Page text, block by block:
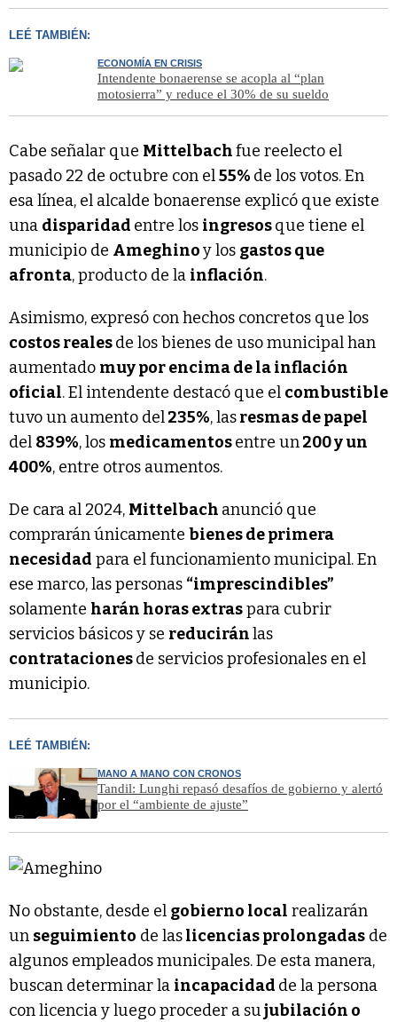
LEÉ TAMBIÉN:
ECONOMÍA EN CRISIS
Intendente bonaerense se acopla al “plan
motosierra” y reduce el 30% de su sueldo
Cabe señalar que Mittelbachfue reelecto el
pasado 22 de octubre con el55% de los votos. En
esa línea, el alcalde bonaerense explicó que existe
una disparidad entre los ingresosque tiene el
municipio de Ameghinoy los gastos que
afronta, producto de la inflación.
Asimismo, expresó con hechos concretos que los
costos realesde los bienes de uso municipal han
aumentado muy por encima de la inflación
oficial. El intendente destacó que el combustible
tuvo un aumento del235%, lasresmas de papel
del 839%, los medicamentosentre un200 y un
400%, entre otros aumentos.
De cara al 2024, Mittelbach anunció que
comprarán únicamente bienes de primera
necesidad para el funcionamiento municipal. En
ese marco, las personas “imprescindibles”
solamente harán horas extraspara cubrir
servicios básicos y se reduciránlas
contratacionesde servicios profesionales en el
municipio.
LEÉ TAMBIÉN:
MANO A MANO CON CRONOS
Tandil: Lunghi repasó desafíos de gobierno y alertó
por el “ambiente de ajuste”
No obstante, desde el gobierno local realizarán
un seguimiento de laslicencias prolongadas de
algunos empleados municipales. De esta manera,
buscan determinar la incapacidad de la persona
con licencia y luego proceder a sujubilación o